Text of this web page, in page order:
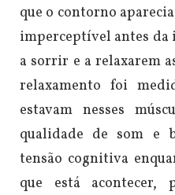
que o contorno
imperceptível antes da
a sorrir e a relaxarem
relaxamento foi
estavam nesses
qualidade de som e
tensão cognitiva
que está acontecer,